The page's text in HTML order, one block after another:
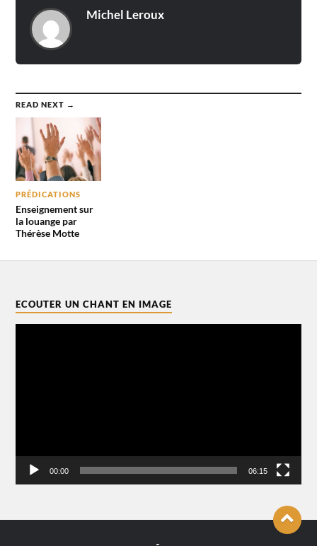
Michel Leroux
READ NEXT →
PRÉDICATIONS
Enseignement sur
la louange par
Thérèse Motte
ECOUTER UN CHANT EN IMAGE
00:00 06:15